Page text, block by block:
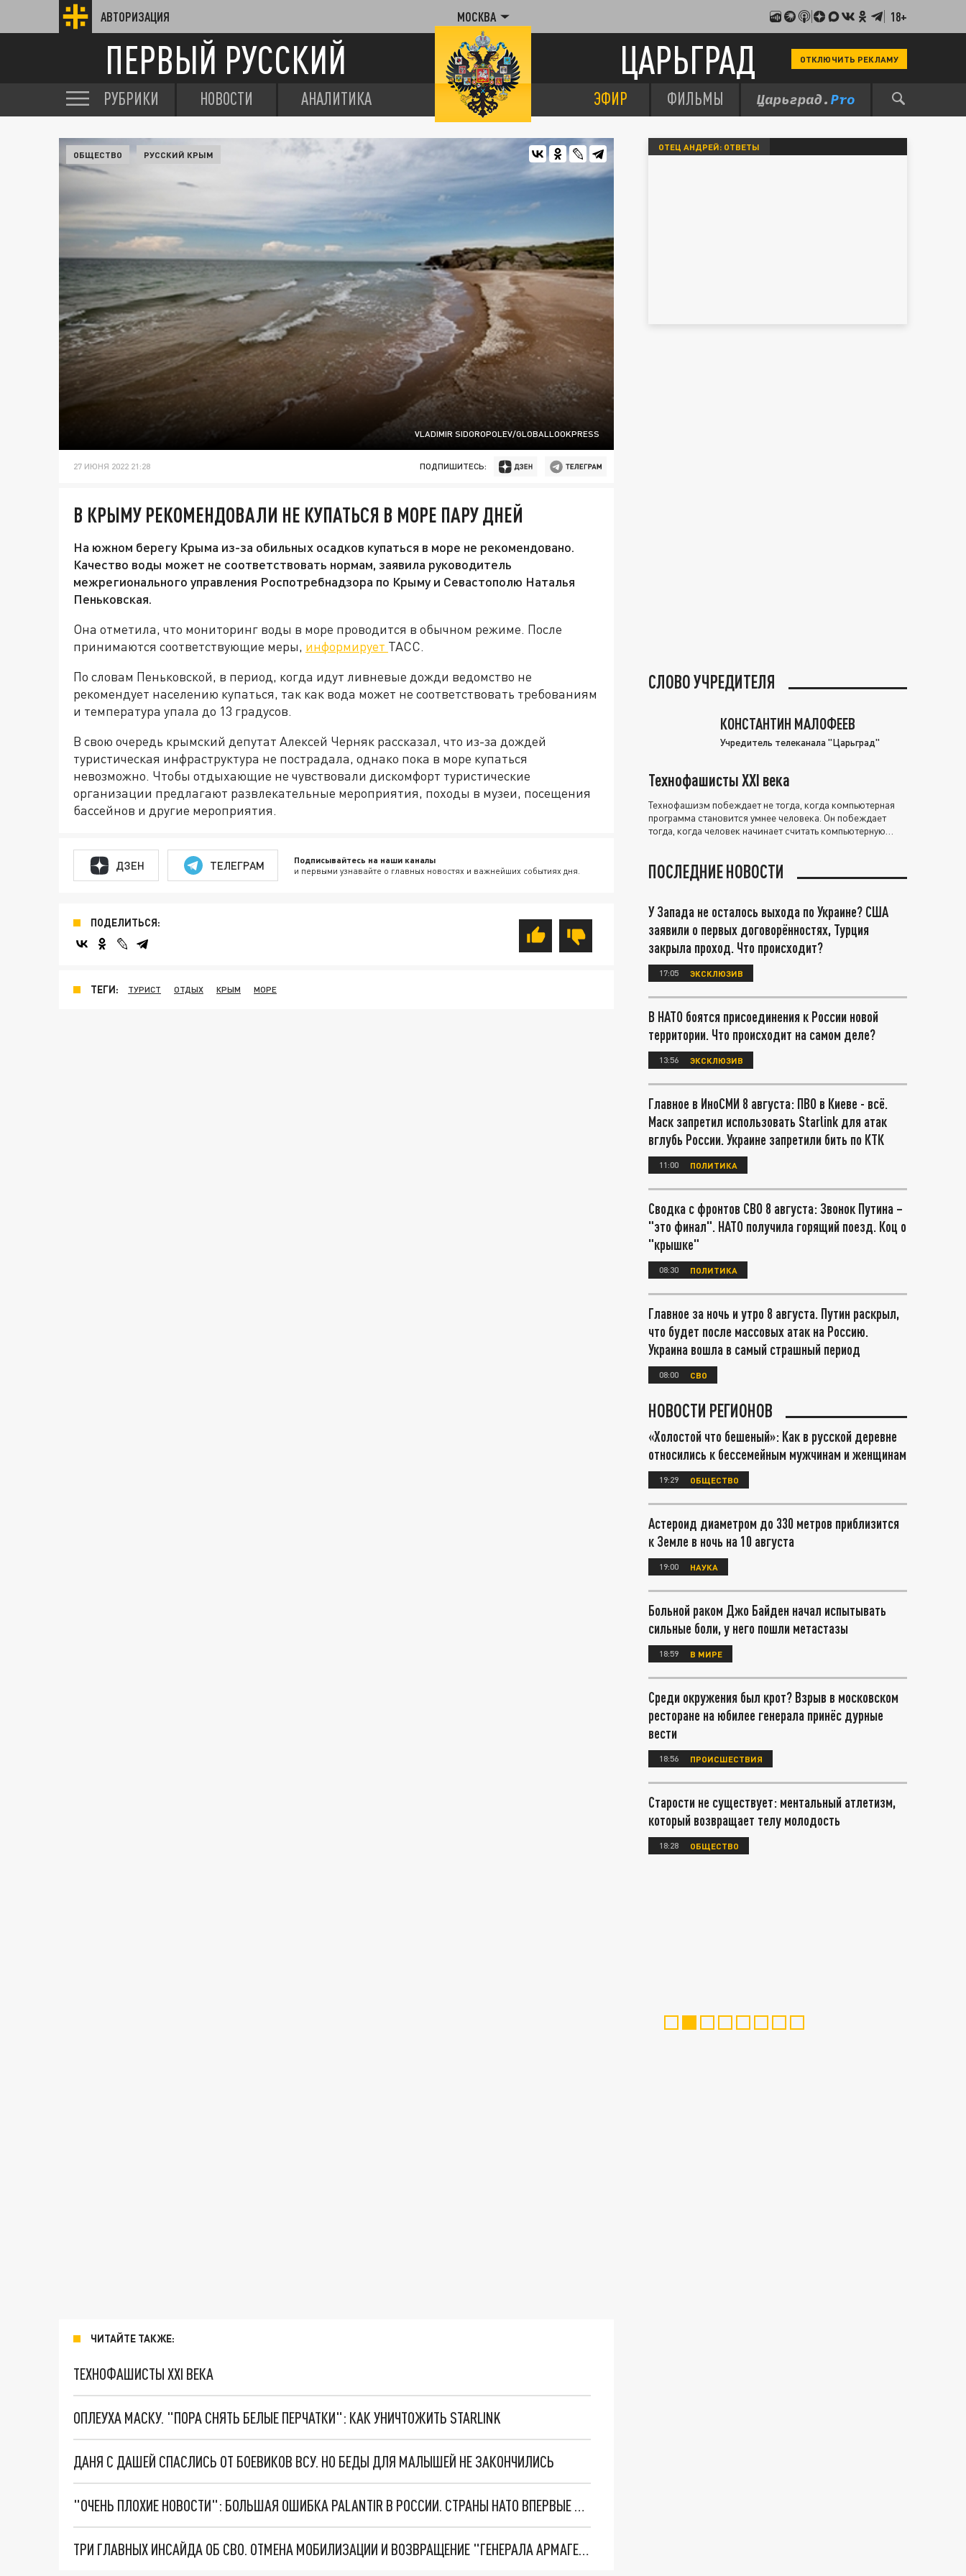
АВТОРИЗАЦИЯ МОСКВА 18+
ПЕРВЫЙ РУССКИЙ ЦАРЬГРАД ОТКЛЮЧИТЬ РЕКЛАМУ
РУБРИКИ НОВОСТИ АНАЛИТИКА ЭФИР ФИЛЬМЫ
VLADIMIR SIDOROPOLEV/GLOBALLOOKPRESS
ОБЩЕСТВО РУССКИЙ КРЫМ
27 ИЮНЯ 2022 21:28 ПОДПИШИТЕСЬ:
В КРЫМУ РЕКОМЕНДОВАЛИ НЕ КУПАТЬСЯ В МОРЕ ПАРУ ДНЕЙ
На южном берегу Крыма из-за обильных осадков купаться в море не рекомендовано.
Качество воды может не соответствовать нормам, заявила руководитель
межрегионального управления Роспотребнадзора по Крыму и Севастополю Наталья
Пеньковская.
Она отметила, что мониторинг воды в море проводится в обычном режиме. После
принимаются соответствующие меры, информирует ТАСС.
По словам Пеньковской, в период, когда идут ливневые дожди ведомство не
рекомендует населению купаться, так как вода может не соответствовать требованиям
и температура упала до 13 градусов.
В свою очередь крымский депутат Алексей Черняк рассказал, что из-за дождей
туристическая инфраструктура не пострадала, однако пока в море купаться
невозможно. Чтобы отдыхающие не чувствовали дискомфорт туристические
организации предлагают развлекательные мероприятия, походы в музеи, посещения
бассейнов и другие мероприятия.
ДЗЕН ТЕЛЕГРАМ Подписывайтесь на наши каналы
и первыми узнавайте о главных новостях и важнейших событиях дня.
ПОДЕЛИТЬСЯ:
ТЕГИ: ТУРИСТ ОТДЫХ КРЫМ МОРЕ
ЧИТАЙТЕ ТАКЖЕ:
ТЕХНОФАШИСТЫ XXI ВЕКА
ОПЛЕУХА МАСКУ. "ПОРА СНЯТЬ БЕЛЫЕ ПЕРЧАТКИ": КАК УНИЧТОЖИТЬ STARLINK
ДАНЯ С ДАШЕЙ СПАСЛИСЬ ОТ БОЕВИКОВ ВСУ. НО БЕДЫ ДЛЯ МАЛЫШЕЙ НЕ ЗАКОНЧИЛИСЬ
"ОЧЕНЬ ПЛОХИЕ НОВОСТИ": БОЛЬШАЯ ОШИБКА PALANTIR В РОССИИ. СТРАНЫ НАТО ВПЕРВЫЕ ЗА СВО ОСТАНОВИЛИ ПОСТАВКИ ОРУЖИЯ. ВСУ ТЕРЯЮТ ПРИГРАНИЧЬЕ?
ТРИ ГЛАВНЫХ ИНСАЙДА ОБ СВО. ОТМЕНА МОБИЛИЗАЦИИ И ВОЗВРАЩЕНИЕ "ГЕНЕРАЛА АРМАГЕДДОНА"? ОТЛИЧНЫЕ НОВОСТИ, КОТОРЫЕ ЖДАЛИ ВСЕ
ОТЕЦ АНДРЕЙ: ОТВЕТЫ
СЛОВО УЧРЕДИТЕЛЯ
КОНСТАНТИН МАЛОФЕЕВ
Учредитель телеканала "Царьград"
Технофашисты XXI века
Технофашизм побеждает не тогда, когда компьютерная
программа становится умнее человека. Он побеждает
тогда, когда человек начинает считать компьютерную
ПОСЛЕДНИЕ НОВОСТИ
У Запада не осталось выхода по Украине? США
заявили о первых договорённостях, Турция
закрыла проход. Что происходит?
17:05 ЭКСКЛЮЗИВ
В НАТО боятся присоединения к России новой
территории. Что происходит на самом деле?
13:56 ЭКСКЛЮЗИВ
Главное в ИноСМИ 8 августа: ПВО в Киеве - всё.
Маск запретил использовать Starlink для атак
вглубь России. Украине запретили бить по КТК
11:00 ПОЛИТИКА
Сводка с фронтов СВО 8 августа: Звонок Путина –
"это финал". НАТО получила горящий поезд. Коц о
"крышке"
08:30 ПОЛИТИКА
Главное за ночь и утро 8 августа. Путин раскрыл,
что будет после массовых атак на Россию.
Украина вошла в самый страшный период
08:00 СВО
НОВОСТИ РЕГИОНОВ
«Холостой что бешеный»: Как в русской деревне
относились к бессемейным мужчинам и женщинам
19:29 ОБЩЕСТВО
Астероид диаметром до 330 метров приблизится
к Земле в ночь на 10 августа
19:00 НАУКА
Больной раком Джо Байден начал испытывать
сильные боли, у него пошли метастазы
18:59 В МИРЕ
Среди окружения был крот? Взрыв в московском
ресторане на юбилее генерала принёс дурные
вести
18:56 ПРОИСШЕСТВИЯ
Старости не существует: ментальный атлетизм,
который возвращает телу молодость
18:28 ОБЩЕСТВО